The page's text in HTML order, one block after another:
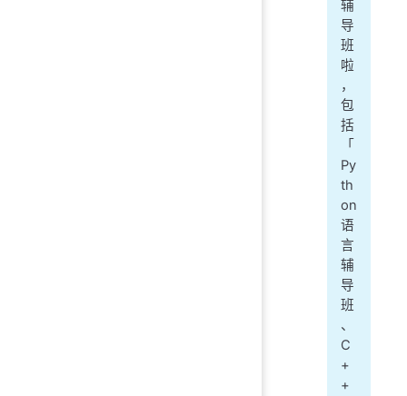
辅
导
班
啦
，
包
括
「
Py
th
on
语
言
辅
导
班
、
C
+
+